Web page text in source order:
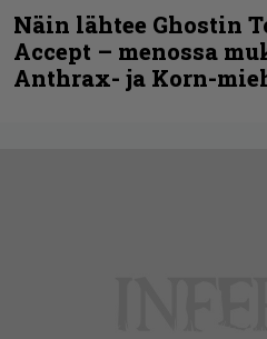
Näin lähtee Ghostin
Accept – menossa
Anthrax- ja Korn-